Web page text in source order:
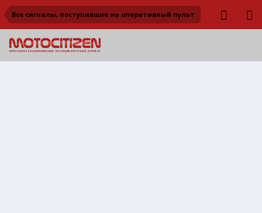
Все сигналы, поступившие на оперативный пульт